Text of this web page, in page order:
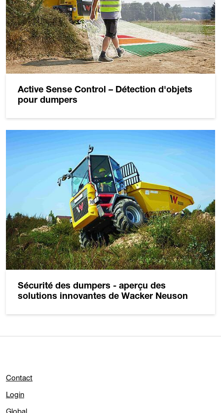
Active Sense Control – Détection d'objets
pour dumpers
Sécurité des dumpers - aperçu des
solutions innovantes de Wacker Neuson
Contact
Login